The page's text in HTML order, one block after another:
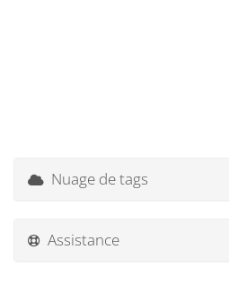
Nuage de tags
Assistance